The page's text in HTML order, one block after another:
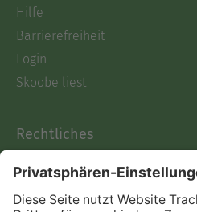
Hilfe
Barrierefreiheit
Login
Skoobe liest
Rechtliches
AGB
Informationen nach Data